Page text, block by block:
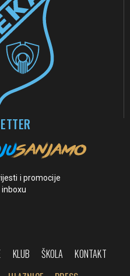
i promocije
KLUB ŠKOLA
KONTAKT